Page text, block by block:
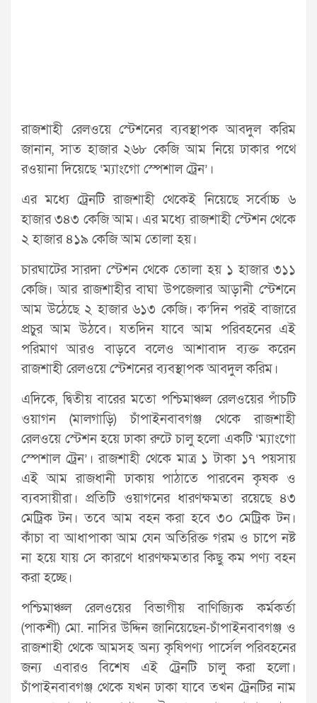
রাজশাহী রেলওয়ে স্টেশনের ব্যবস্থাপক আবদুল করিম
জানান, সাত হাজার ২৬৮ কেজি আম নিয়ে ঢাকার পথে
রওয়ানা দিয়েছে ‘ম্যাংগো স্পেশাল ট্রেন’।
এর মধ্যে ট্রেনটি রাজশাহী থেকেই নিয়েছে সর্বোচ্চ ৬
হাজার ৩৪৩ কেজি আম। এর মধ্যে রাজশাহী স্টেশন থেকে
২ হাজার ৪১৯ কেজি আম তোলা হয়।
চারঘাটের সারদা স্টেশন থেকে তোলা হয় ১ হাজার ৩১১
কেজি। আর রাজশাহীর বাঘা উপজেলার আড়ানী স্টেশনে
আম উঠেছে ২ হাজার ৬১৩ কেজি। ক’দিন পরই বাজারে
প্রচুর আম উঠবে। যতদিন যাবে আম পরিবহনের এই
পরিমাণ আরও বাড়বে বলেও আশাবাদ ব্যক্ত করেন
রাজশাহী রেলওয়ে স্টেশনের ব্যবস্থাপক আবদুল করিম।
এদিকে, দ্বিতীয় বারের মতো পশ্চিমাঞ্চল রেলওয়ের পাঁচটি
ওয়াগন (মালগাড়ি) চাঁপাইনবাবগঞ্জ থেকে রাজশাহী
রেলওয়ে স্টেশন হয়ে ঢাকা রুটে চালু হলো একটি ‘ম্যাংগো
স্পেশাল ট্রেন’। রাজশাহী থেকে মাত্র ১ টাকা ১৭ পয়সায়
এই আম রাজধানী ঢাকায় পাঠাতে পারবেন কৃষক ও
ব্যবসায়ীরা। প্রতিটি ওয়াগনের ধারণক্ষমতা রয়েছে ৪৩
মেট্রিক টন। তবে আম বহন করা হবে ৩০ মেট্রিক টন।
কাঁচা বা আধাপাকা আম যেন অতিরিক্ত গরম ও চাপে নষ্ট
না হয়ে যায় সে কারণে ধারণক্ষমতার কিছু কম পণ্য বহন
করা হচ্ছে।
পশ্চিমাঞ্চল রেলওয়ের বিভাগীয় বাণিজ্যিক কর্মকর্তা
(পাকশী) মো. নাসির উদ্দিন জানিয়েছেন-চাঁপাইনবাবগঞ্জ ও
রাজশাহী থেকে আমসহ অন্য কৃষিপণ্য পার্সেল পরিবহনের
জন্য এবারও বিশেষ এই ট্রেনটি চালু করা হলো।
চাঁপাইনবাবগঞ্জ থেকে যখন ঢাকা যাবে তখন ট্রেনটির নাম